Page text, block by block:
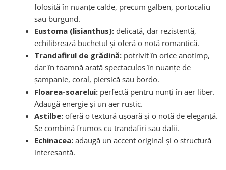
folosită în nuanțe calde, precum galben, portocaliu
sau burgund.
Eustoma (lisianthus): delicată, dar rezistentă,
echilibrează buchetul și oferă o notă romantică.
Trandafirul de grădină: potrivit în orice anotimp,
dar în toamnă arată spectaculos în nuanțe de
șampanie, coral, piersică sau bordo.
Floarea-soarelui: perfectă pentru nunți în aer liber.
Adaugă energie și un aer rustic.
Astilbe: oferă o textură ușoară și o notă de eleganță.
Se combină frumos cu trandafiri sau dalii.
Echinacea: adaugă un accent original și o structură
interesantă.